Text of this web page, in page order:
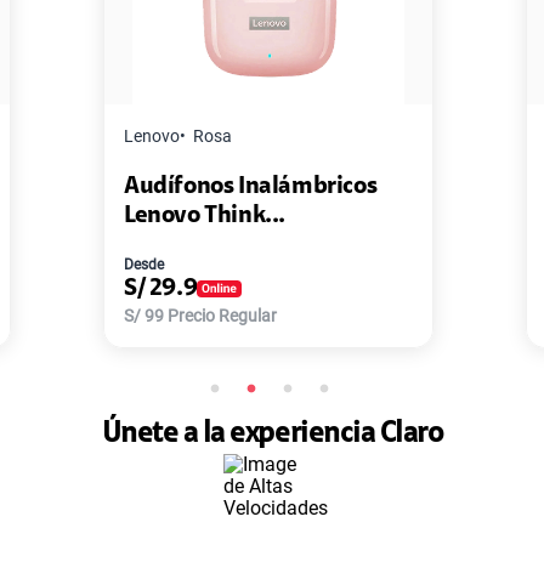
Pack de 2 Power Bank
Master-G ...
S/
Únete a la experiencia Claro